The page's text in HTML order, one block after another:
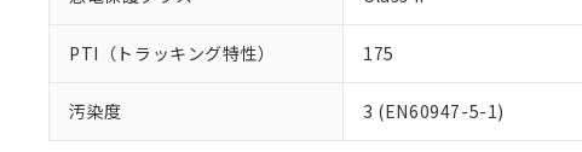
PTI（トラッキング特性） 175
汚染度 3 (EN60947-5-1)